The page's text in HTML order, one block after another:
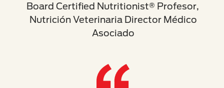
Board Certified Nutritionist® Profesor,
Nutrición Veterinaria Director Médico
Asociado